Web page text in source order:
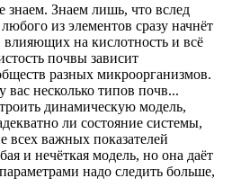
знаем. Знаем лишь, что вслед
из элементов сразу начнёт
влияющих на кислотность и всё
почвы зависит
разных микроорганизмов.
вас несколько типов почв...
динамическую модель,
ли состояние системы,
всех важных показателей
и нечёткая модель, но она даёт
надо следить больше,